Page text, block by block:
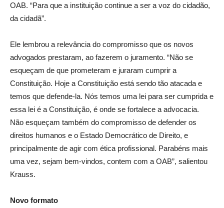
OAB. “Para que a instituição continue a ser a voz do cidadão,
da cidadã”.
Ele lembrou a relevância do compromisso que os novos
advogados prestaram, ao fazerem o juramento. “Não se
esqueçam de que prometeram e juraram cumprir a
Constituição. Hoje a Constituição está sendo tão atacada e
temos que defende-la. Nós temos uma lei para ser cumprida e
essa lei é a Constituição, é onde se fortalece a advocacia.
Não esqueçam também do compromisso de defender os
direitos humanos e o Estado Democrático de Direito, e
principalmente de agir com ética profissional. Parabéns mais
uma vez, sejam bem-vindos, contem com a OAB”, salientou
Krauss.
Novo formato